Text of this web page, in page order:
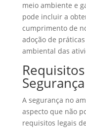
meio ambiente e
pode incluir a
cumprimento de
adoção de
ambiental das
Segurança
A segurança no
aspecto que não
requisitos legais